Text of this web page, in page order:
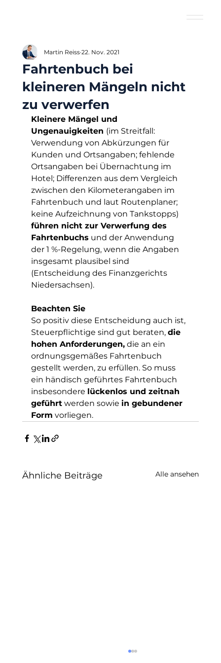
Fahrtenbuch bei
kleineren Mängeln nicht
zu verwerfen
Martin Reiss 22. Nov. 2021
Kleinere Mängel und
Ungenauigkeiten (im Streitfall:
Verwendung von Abkürzungen für
Kunden und Ortsangaben; fehlende
Ortsangaben bei Übernachtung im
Hotel; Differenzen aus dem Vergleich
zwischen den Kilometerangaben im
Fahrtenbuch und laut Routenplaner;
keine Aufzeichnung von Tankstopps)
führen nicht zur Verwerfung des
Fahrtenbuchs und der Anwendung
der 1 %-Regelung, wenn die Angaben
insgesamt plausibel sind
(Entscheidung des Finanzgerichts
Niedersachsen).
Beachten Sie
So positiv diese Entscheidung auch ist,
Steuerpflichtige sind gut beraten, die
hohen Anforderungen, die an ein
ordnungsgemäßes Fahrtenbuch
gestellt werden, zu erfüllen. So muss
ein händisch geführtes Fahrtenbuch
insbesondere lückenlos und zeitnah
geführt werden sowie in gebundener
Form vorliegen.
Ähnliche Beiträge Alle ansehen